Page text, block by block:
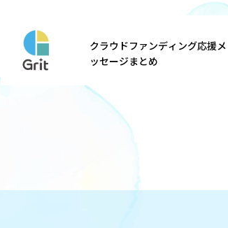
クラウドファンディング応援メ
ッセージまとめ